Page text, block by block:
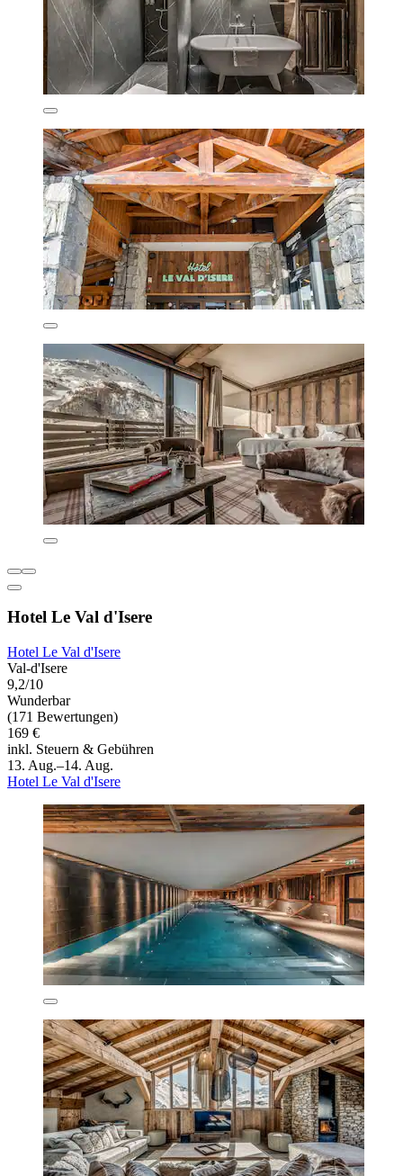
Hotel Le Val d'Isere
Hotel Le Val d'Isere
Val-d'Isere
9,2/10
Wunderbar
(171 Bewertungen)
169 €
inkl. Steuern & Gebühren
13. Aug.–14. Aug.
Hotel Le Val d'Isere